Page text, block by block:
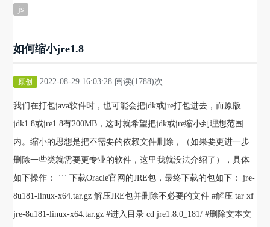
js
如何缩小jre1.8
原创 2022-08-29 16:03:28 阅读(1788)次
我们在打包java软件时，也可能会把jdk或jre打包进去，而原版
jdk1.8或jre1.8有200MB，这时就希望把jdk或jre缩小到理想范围
内。缩小的思想是把不需要的依赖文件删除，（如果要更进一步
删除一些类就需要更专业的软件，这里我就没法介绍了），具体
如下操作： ``` 下载Oracle官网的JRE包，最终下载的包如下： jre-
8u181-linux-x64.tar.gz 解压JRE包并删除不必要的文件 #解压 tar xf
jre-8u181-linux-x64.tar.gz #进入目录 cd jre1.8.0_181/ #删除文本文